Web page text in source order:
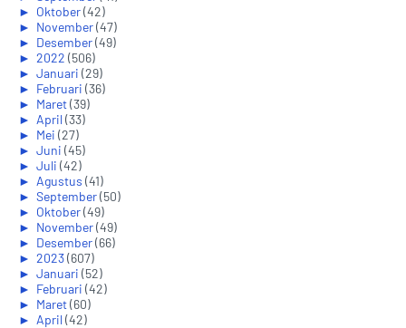
► Oktober(42)
► November(47)
► Desember(49)
► 2022 (506)
► Januari (29)
► Februari (36)
► Maret(39)
► April(33)
► Mei (27)
► Juni (45)
► Juli (42)
► Agustus (41)
► September(50)
► Oktober(49)
► November(49)
► Desember(66)
► 2023(607)
► Januari (52)
► Februari (42)
► Maret(60)
► April(42)